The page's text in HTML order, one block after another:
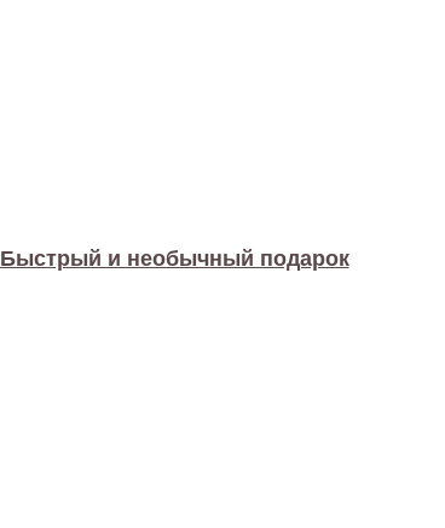
Быстрый и необычный подарок